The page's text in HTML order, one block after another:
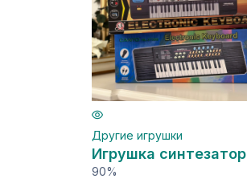
Другие игрушки
Игрушка синтезатор
90%